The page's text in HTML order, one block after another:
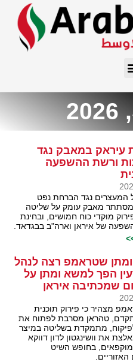
עיראק במאבק נגד
ורשת ההשפעה
המעצרים נגד הברחת נפט
מסתתר מאבק עומק על שליטה
מוקדי כוח חמושים, ובחינת
של איראן וארה"ב בבגדאד.
שטראמפ רצה לנהל
הפך למשא ומתן על
שמכתיבה איראן
מצהיר כי פירוק תוכנית
טהראן מסרבת לפתוח את
מתמקדת בשליטה במיצר
את וושינגטון לדון דווקא
בחופש השיט